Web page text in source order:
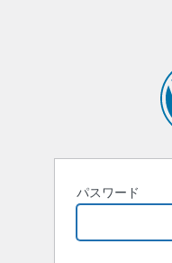
パスワード